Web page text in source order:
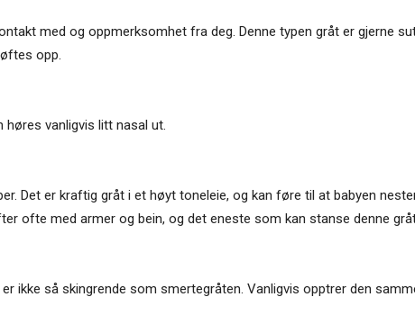
med og oppmerksomhet fra deg. Denne typen gråt er gjerne
opp.
høres vanligvis litt nasal ut.
Det er kraftig gråt i et høyt toneleie, og kan føre til at babyen
ofte med armer og bein, og det eneste som kan stanse denne
ikke så skingrende som smertegråten. Vanligvis opptrer den